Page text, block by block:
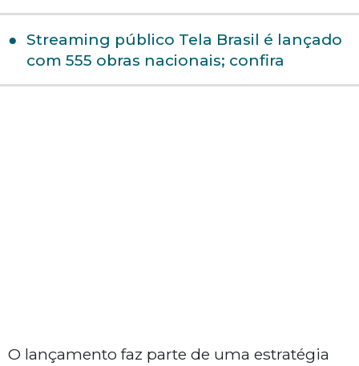
Streaming público Tela Brasil é lançado
com 555 obras nacionais; confira
O lançamento faz parte de uma estratégia